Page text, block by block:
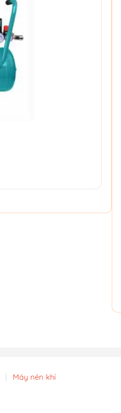
| Máy nén khí